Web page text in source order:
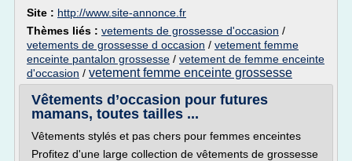
Site : http://www.site-annonce.fr
Thèmes liés : vetements de grossesse d'occasion /
vetements de grossesse d occasion / vetement femme
enceinte pantalon grossesse / vetement de femme enceinte
d'occasion / vetement femme enceinte grossesse
Vêtements d’occasion pour futures
mamans, toutes tailles ...
Vêtements stylés et pas chers pour femmes enceintes
Profitez d'une large collection de vêtements de grossesse